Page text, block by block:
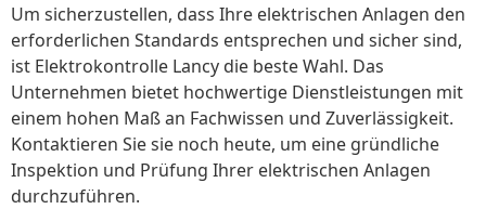
Um sicherzustellen, dass Ihre elektrischen Anlagen den
erforderlichen Standards entsprechen und sicher sind,
ist Elektrokontrolle Lancy die beste Wahl. Das
Unternehmen bietet hochwertige Dienstleistungen mit
einem hohen Maß an Fachwissen und Zuverlässigkeit.
Kontaktieren Sie sie noch heute, um eine gründliche
Inspektion und Prüfung Ihrer elektrischen Anlagen
durchzuführen.